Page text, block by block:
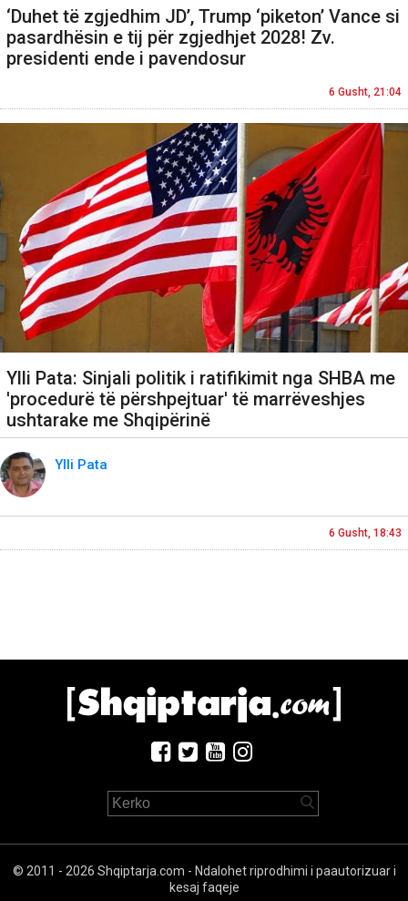
‘Duhet të zgjedhim JD’, Trump ‘piketon’ Vance si
pasardhësin e tij për zgjedhjet 2028! Zv.
presidenti ende i pavendosur
6 Gusht, 21:04
Ylli Pata: Sinjali politik i ratifikimit nga SHBA me
'procedurë të përshpejtuar' të marrëveshjes
ushtarake me Shqipërinë
Ylli Pata
6 Gusht, 18:43
© 2011 - 2026 Shqiptarja.com - Ndalohet riprodhimi i paautorizuar i
kesaj faqeje